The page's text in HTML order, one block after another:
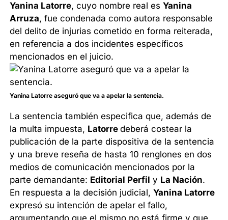
Yanina Latorre, cuyo nombre real esYanina
Arruza, fue condenada como autora responsable
del delito de injurias cometido en forma reiterada,
en referencia a dos incidentes específicos
mencionados en el juicio.
Yanina Latorre aseguró que va a apelar la sentencia.
La sentencia también especifica que, además de
la multa impuesta, Latorredeberá costear la
publicación de la parte dispositiva de la sentencia
y una breve reseña de hasta 10 renglones en dos
medios de comunicación mencionados por la
parte demandante: Editorial Perfil y La Nación.
En respuesta a la decisión judicial,Yanina Latorre
expresó su intención de apelar el fallo,